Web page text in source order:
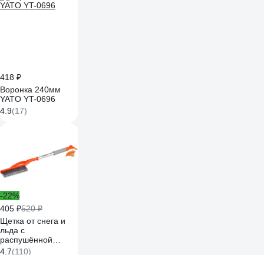
418 ₽
Воронка 240мм
YATO YT-0696
4.9(17)
-22%
405 ₽520 ₽
Щетка от снега и
льда с
распушённой
щетиной + скребок
4.7(110)